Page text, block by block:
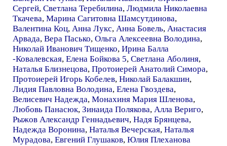
Сергей, Светлана Теребилина, Людмила Николаевна
Ткачева, Марина Сагитовна Шамсутдинова,
Валентина Коц, Анна Лукс, Анна Бовель, Анастасия
Арвада, Вера Пасько, Ольга Алексеевна Володина,
Николай Иванович Тищенко, Ирина Балла
-Ковалевская, Елена Бойкова 5, Светлана Аболиня,
Наталья Близнецова, Протоиерей Анатолий Симора,
Протоиерей Игорь Кобелев, Николай Балакшин,
Лидия Павловна Володина, Елена Гвоздева,
Велисевич Надежда, Монахиня Мария Шленова,
Любовь Панасюк, Зинаида Полякова, Алла Вериго,
Рыжов Александр Геннадьевич, Надя Брянцева,
Надежда Воронина, Наталья Вечерская, Наталья
Мурадова, Евгений Глушаков, Юлия Плеханова